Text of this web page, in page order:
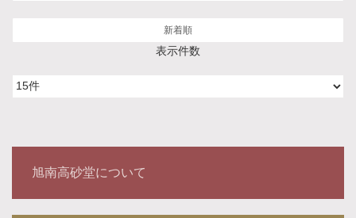
新着順
表示件数
旭南高砂堂について